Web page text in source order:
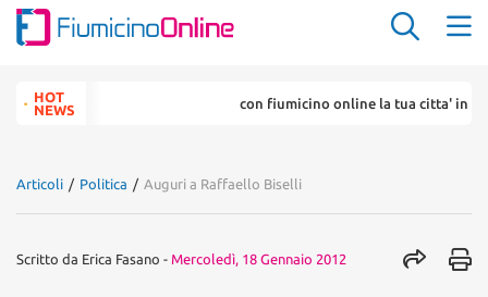
Search
for:HOT
NEWS
con fiumicino online la tua citta' in un
Articoli / Politica / Auguri a Raffaello Biselli
Scritto da Erica Fasano - Mercoledì, 18 Gennaio 2012